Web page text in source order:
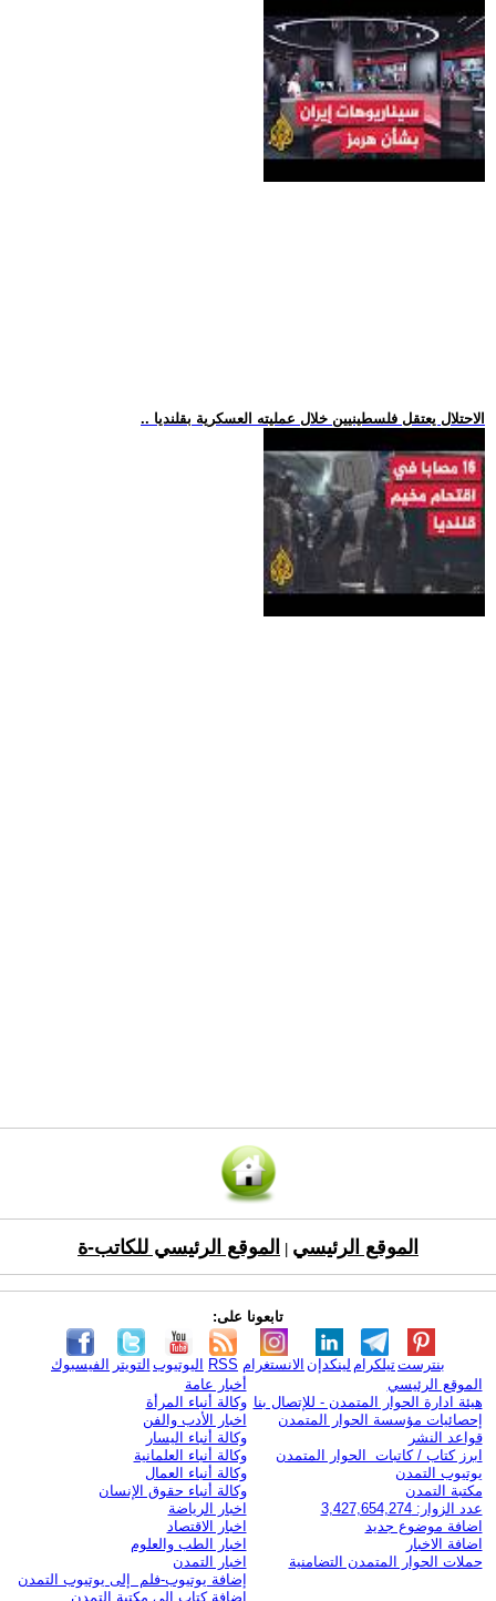
.. الاحتلال يعتقل فلسطينيين خلال عمليته العسكرية بقلنديا
الموقع الرئيسي الموقع الرئيسي للكاتب-ة
تابعونا على:
الفيسبوك التويتر اليوتيوب RSS الانستغرام لينكدإن تيلكرامبنترست
الموقع الرئيسي
هيئة ادارة الحوار المتمدن - للإتصال بنا
إحصائيات مؤسسة الحوار المتمدن
قواعد النشر
ابرز كتاب / كاتبات الحوار المتمدن
يوتيوب التمدن
مكتبة التمدن
عدد الزوار: 3,427,654,274
اضافة موضوع جديد
اضافة الاخبار
حملات الحوار المتمدن التضامنية
أخبار عامة
وكالة أنباء المرأة
اخبار الأدب والفن
وكالة أنباء اليسار
وكالة أنباء العلمانية
وكالة أنباء العمال
وكالة أنباء حقوق الإنسان
اخبار الرياضة
اخبار الاقتصاد
اخبار الطب والعلوم
اخبار التمدن
إضافة يوتيوب-فلم إلى يوتيوب التمدن
إضافة كتاب إلى مكتبة التمدن